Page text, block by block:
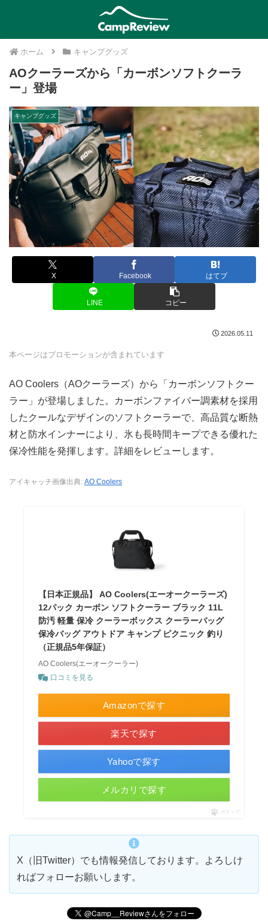
ホーム キャンプグッズ
AOクーラーズから「カーボンソフトクーラ
ー」登場
キャンプグッズ
X Facebook はてブ
LINE コピー
2026.05.11
本ページはプロモーションが含まれています
AO Coolers（AOクーラーズ）から「カーボンソフトクー
ラー」が登場しました。カーボンファイバー調素材を採用
したクールなデザインのソフトクーラーで、高品質な断熱
材と防水インナーにより、氷も長時間キープできる優れた
保冷性能を発揮します。詳細をレビューします。
アイキャッチ画像出典: AO Coolers
【日本正規品】 AO Coolers(エーオークーラーズ)
12パック カーボン ソフトクーラー ブラック 11L
防汚 軽量 保冷 クーラーボックス クーラーバッグ
保冷バッグ アウトドア キャンプ ピクニック 釣り
（正規品5年保証）
AO Coolers(エーオークーラー)
口コミを見る
Amazonで探す
楽天で探す
Yahooで探す
メルカリで探す
ポチップ
X（旧Twitter）でも情報発信しております。よろしけ
ればフォローお願いします。